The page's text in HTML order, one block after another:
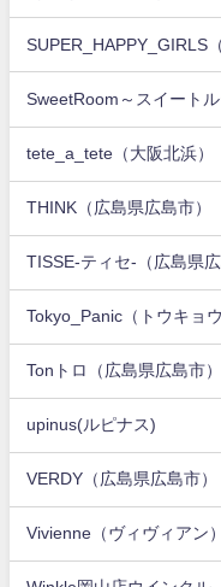
SUPER_HAPPY_GIRLS
SweetRoom～スイート
tete_a_tete（大阪北浜）
THINK（広島県広島市）
TISSE-ティセ-（広島県広
Tokyo_Panic（トウキョ
Tonトロ（広島県広島市）
upinus(ルピナス)
VERDY（広島県広島市）
Vivienne（ヴィヴィアン